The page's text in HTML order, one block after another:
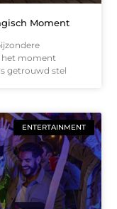
Moment
het moment
getrouwd stel
ENTERTAINMENT